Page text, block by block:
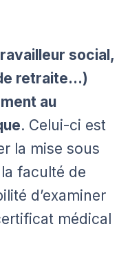
social,
retraite…)
au
. Celui-ci est
la mise sous
faculté de
d’examiner
médical